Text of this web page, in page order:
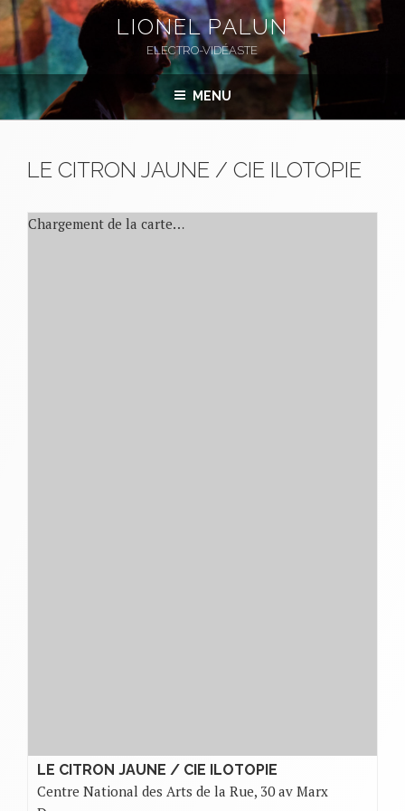
Aller
au
contenu
principal
LIONEL PALUN
ELECTRO-VIDÉASTE
MENU
LE CITRON JAUNE / CIE ILOTOPIE
Chargement de la carte…
LE CITRON JAUNE / CIE ILOTOPIE
Centre National des Arts de la Rue, 30 av Marx